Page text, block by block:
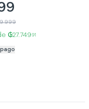
₲27.749 91